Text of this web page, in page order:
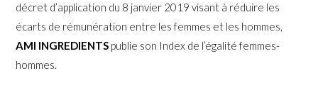
décret d’application du 8 janvier 2019 visant à réduire les
écarts de rémunération entre les femmes et les hommes,
AMI INGREDIENTS publie son Index de l’égalité femmes-
hommes.